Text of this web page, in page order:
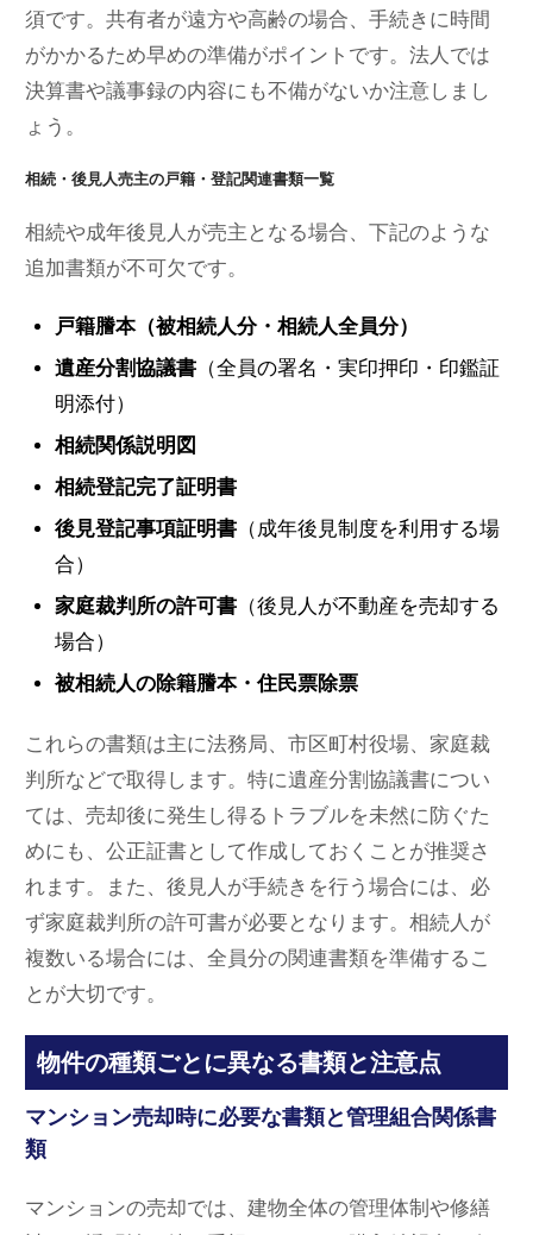
須です。共有者が遠方や高齢の場合、手続きに時間
がかかるため早めの準備がポイントです。法人では
決算書や議事録の内容にも不備がないか注意しまし
ょう。
相続・後見人売主の戸籍・登記関連書類一覧
相続や成年後見人が売主となる場合、下記のような
追加書類が不可欠です。
戸籍謄本（被相続人分・相続人全員分）
遺産分割協議書 （全員の署名・実印押印・印鑑証
明添付）
相続関係説明図
相続登記完了証明書
後見登記事項証明書 （成年後見制度を利用する場
合）
家庭裁判所の許可書 （後見人が不動産を売却する
場合）
被相続人の除籍謄本・住民票除票
これらの書類は主に法務局、市区町村役場、家庭裁
判所などで取得します。特に遺産分割協議書につい
ては、売却後に発生し得るトラブルを未然に防ぐた
めにも、公正証書として作成しておくことが推奨さ
れます。また、後見人が手続きを行う場合には、必
ず家庭裁判所の許可書が必要となります。相続人が
複数いる場合には、全員分の関連書類を準備するこ
とが大切です。
物件の種類ごとに異なる書類と注意点
マンション売却時に必要な書類と管理組合関係書
類
マンションの売却では、建物全体の管理体制や修繕